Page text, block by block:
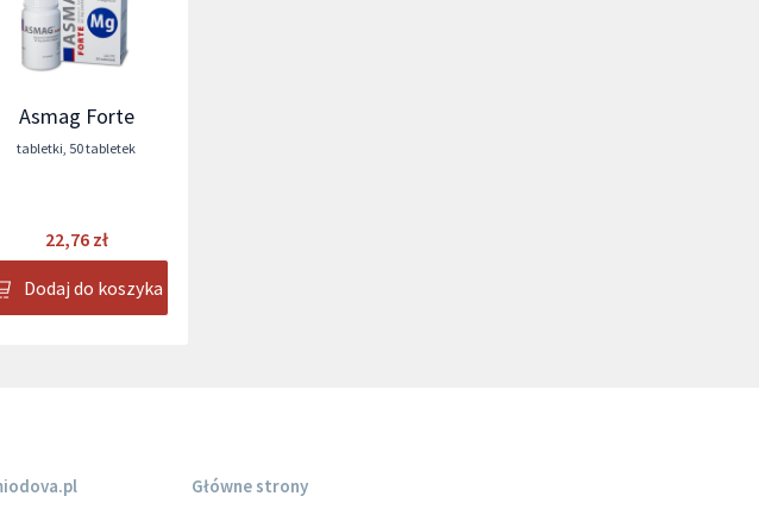
Asmag Forte
tabletki, 50 tabletek
22,76 zł
Dodaj do koszyka
Główne strony